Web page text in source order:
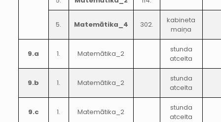
5. Matemātika_4 302.
kabineta
maiņa
9.a 1. Matemātika_2
stunda
atcelta
9.b 1. Matemātika_2
stunda
atcelta
9.c 1. Matemātika_2
stunda
atcelta